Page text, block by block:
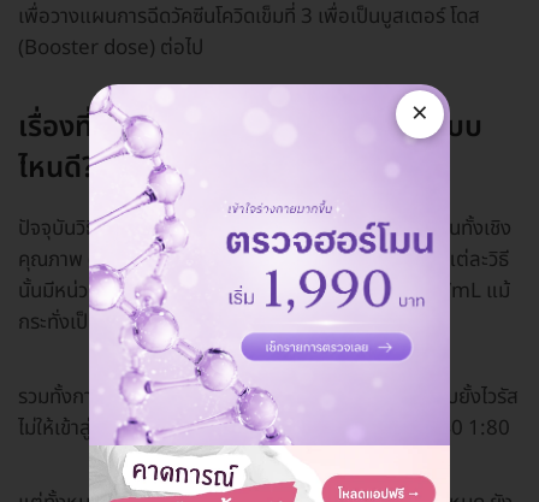
เพื่อวางแผนการฉีดวัคซีนโควิดเข็มที่ 3 เพื่อเป็นบูสเตอร์ โดส
(Booster dose) ต่อไป
เรื่องที่ 5 เราควรเลือกตรวจภูมิโควิดแบบ
ไหนดี?
ปัจจุบันวิธีตรวจภูมิโควิดแยกเป็นการตรวจระดับแอนติเจนทั้งเชิง
คุณภาพ (พบ/ไม่พบ) หรือการตรวจวัดในเชิงปริมาณ ซึ่งแต่ละวิธี
นั้นมีหน่วยวัดไม่เหมือนกัน เช่น AU หรือ U/mL หรือ IU/mL แม้
กระทั่งเป็นเปอร์เซ็นต์ก็มีเช่นกัน
รวมทั้งการทดสอบความสามารถของแอนติบอดีในการยับยั้งไวรัส
ไม่ให้เข้าสู่เซลล์ ซึ่งวัดด้วยค่าเจือจางเลือด เช่น 1:20 1:40 1:80
×